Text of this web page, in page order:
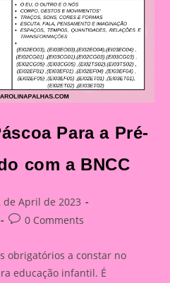
Para a Pré-
com a BNCC
de April de 2023
Post0 Comments
obrigatórios a constar no
educação infantil. É